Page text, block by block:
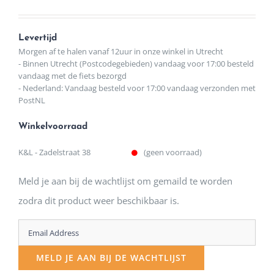
Levertijd
Morgen af te halen vanaf 12uur in onze winkel in Utrecht
- Binnen Utrecht (Postcodegebieden) vandaag voor 17:00 besteld
vandaag met de fiets bezorgd
- Nederland: Vandaag besteld voor 17:00 vandaag verzonden met
PostNL
Winkelvoorraad
K&L - Zadelstraat 38 (geen voorraad)
Meld je aan bij de wachtlijst om gemaild te worden
zodra dit product weer beschikbaar is.
Enter
your
email
MELD JE AAN BIJ DE WACHTLIJST